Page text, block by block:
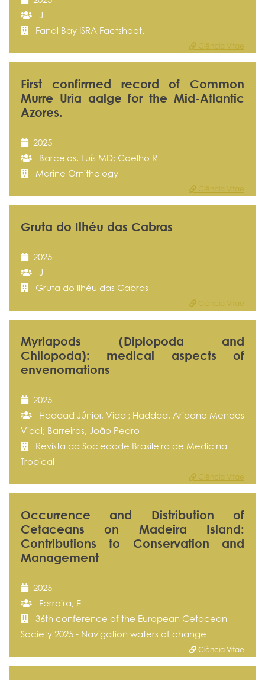
J
Fanal Bay ISRA Factsheet.
Ciência Vitae
First confirmed record of Common
Murre Uria aalge for the Mid-Atlantic
Azores.
2025
Barcelos, Luís MD; Coelho R
Marine Ornithology
Ciência Vitae
Gruta do Ilhéu das Cabras
2025
J
Gruta do Ilhéu das Cabras
Ciência Vitae
Myriapods (Diplopoda and
Chilopoda): medical aspects of
envenomations
2025
Haddad Júnior, Vidal; Haddad, Ariadne Mendes
Vidal; Barreiros, João Pedro
Revista da Sociedade Brasileira de Medicina
Tropical
Ciência Vitae
Occurrence and Distribution of
Cetaceans on Madeira Island:
Contributions to Conservation and
Management
2025
Ferreira, E
36th conference of the European Cetacean
Society 2025 - Navigation waters of change
Ciência Vitae